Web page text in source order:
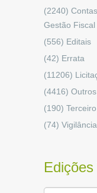
(2240)
Gestão Fiscal
(556) Editais
(42) Errata
(11206)
(4416)
(190)
(74)